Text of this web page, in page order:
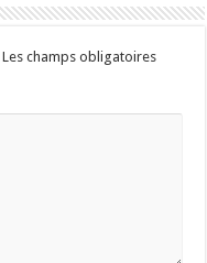
Les champs obligatoires